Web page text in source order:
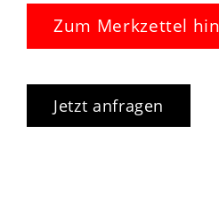
Zum Merkzettel
Jetzt anfragen